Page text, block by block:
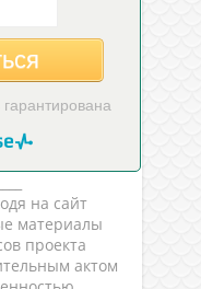
на сайт
материалы
проекта
актом